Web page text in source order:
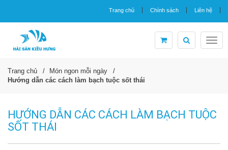
Trang chủ Chính sách Liên hệ
Trang chủ
Món ngon mỗi ngày
Hướng dẫn các cách làm bạch tuộc sốt thái
HƯỚNG DẪN CÁC CÁCH LÀM BẠCH TUỘC
SỐT THÁI